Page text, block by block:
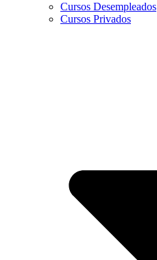
Cursos Desempleados
Cursos Privados